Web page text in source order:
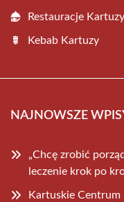
Restauracje Kartuzy
Kebab Kartuzy
NAJNOWSZE
„Chcę zrobić
leczenie krok po
Kartuskie Centrum